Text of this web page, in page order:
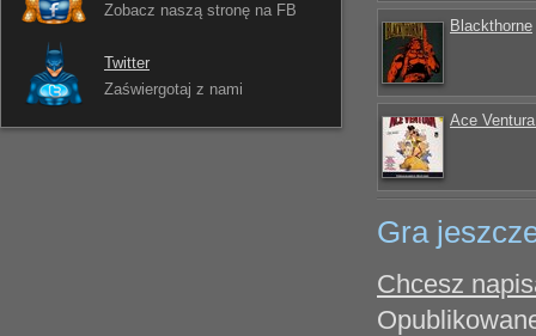
Zobacz naszą stronę na FB
Twitter
Zaświergotaj z nami
Blackthorne
Ace
Gra
Chcesz